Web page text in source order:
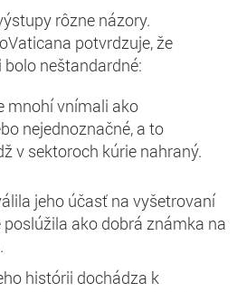
rôzne názory.
potvrdzuje, že
bolo neštandardné:
mnohí vnímali ako
nejednoznačné, a to
v sektoroch kúrie nahraný.
jeho účasť na vyšetrovaní
ako dobrá známka na
histórii dochádza k